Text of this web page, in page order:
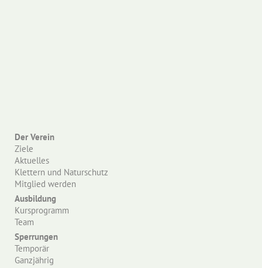
Der Verein
Ziele
Aktuelles
Klettern und Naturschutz
Mitglied werden
Ausbildung
Kursprogramm
Team
Sperrungen
Temporär
Ganzjährig